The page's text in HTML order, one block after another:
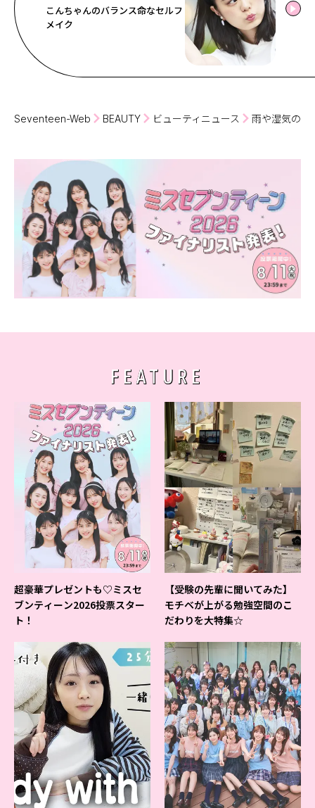
こんちゃんのバランス命なセルフ
メイク
Seventeen-Web BEAUTY ビューティニュース 雨や湿気の多
FEATURE
超豪華プレゼントも♡ミスセ
ブンティーン2026投票スター
ト！
【受験の先輩に聞いてみた】
モチベが上がる勉強空間のこ
だわりを大特集☆